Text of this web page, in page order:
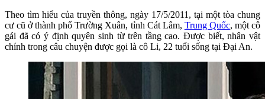
Theo tìm hiểu của truyền thông, ngày 17/5/2011, tại một tòa chung
cư cũ ở thành phố Trường Xuân, tỉnh Cát Lâm, Trung Quốc, một cô
gái đã có ý định quyên sinh từ trên tầng cao. Được biết, nhân vật
chính trong câu chuyện được gọi là cô Li, 22 tuổi sống tại Đại An.